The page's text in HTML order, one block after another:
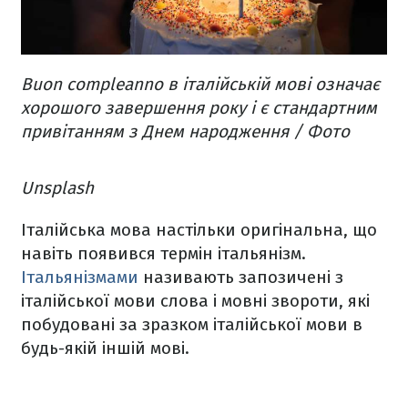
Buon compleanno в італійській мові означає
хорошого завершення року і є стандартним
привітанням з Днем народження / Фото
Unsplash
Італійська мова настільки оригінальна, що
навіть появився термін італьянізм.
Італьянізмами називають запозичені з
італійської мови слова і мовні звороти, які
побудовані за зразком італійської мови в
будь-якій іншій мові.